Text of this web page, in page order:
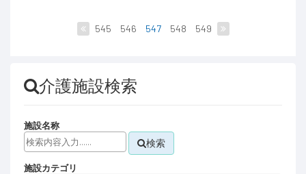
545 546 547 548 549
介護施設検索
施設名称
検索
施設カテゴリ